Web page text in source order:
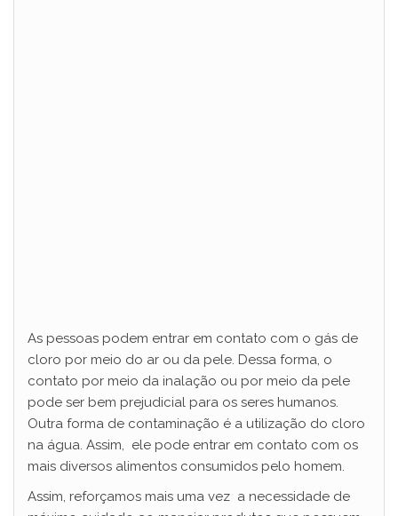
As pessoas podem entrar em contato com o gás de
cloro por meio do ar ou da pele. Dessa forma, o
contato por meio da inalação ou por meio da pele
pode ser bem prejudicial para os seres humanos.
Outra forma de contaminação é a utilização do cloro
na água. Assim, ele pode entrar em contato com os
mais diversos alimentos consumidos pelo homem.
Assim, reforçamos mais uma vez a necessidade de